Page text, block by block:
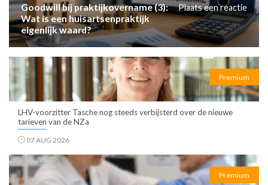
Goodwill bij praktijkovername (3):
Wat is een huisartsenpraktijk
eigenlijk waard?
Plaats een reactie
Premium
LHV-voorzitter Tasche nog steeds verbijsterd over de nieuwe
tarieven van de NZa
07 AUG 2026
Premium